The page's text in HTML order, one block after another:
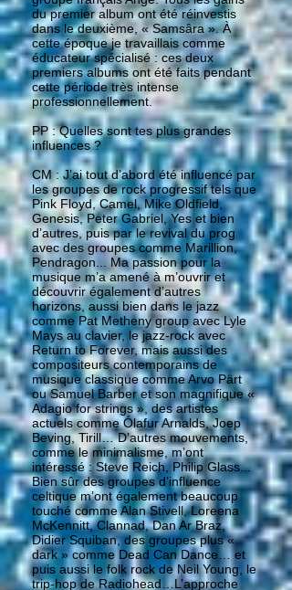
du premier album ont été réinvestis
dans le deuxième, « Samsâra ». À
cette époque je travaillais comme
éducateur spécialisé : ces deux
premiers albums ont été faits pendant
cette période très intense
professionnellement.
PP : Quelles sont tes plus grandes
influences ?
CM : J’ai tout d’abord été influencé par
les groupes de rock progressif tels que
Pink Floyd, Camel, Mike Oldfield,
Genesis, Peter Gabriel, Yes et bien
d’autres, puis par le revival du prog
avec des groupes comme Marillion,
Pendragon... Ma passion pour la
musique m’a amené à m’ouvrir et
découvrir également d’autres
horizons, aussi bien dans le jazz
comme Pat Metheny group avec Lyle
Mays au clavier, le jazz-rock avec
Return to Forever, mais aussi des
compositeurs contemporains de
musique classique comme Arvo Pärt
ou Samuel Barber et son magnifique «
Adagio for strings », des artistes
actuels comme Ólafur Arnalds, Joep
Beving, Tirill… D’autres mouvements,
comme le minimalisme, m’ont
intéressé : Steve Reich, Philip Glass...
Bien sûr des groupes d’influence
celtique m’ont également beaucoup
touché comme Alan Stivell, Loreena
McKennitt, Clannad, Dan Ar Braz,
Didier Squiban, des groupes plus «
dark » comme Dead Can Dance… et
puis aussi le folk rock de Neil Young, le
trip-hop de Radiohead…L’approche